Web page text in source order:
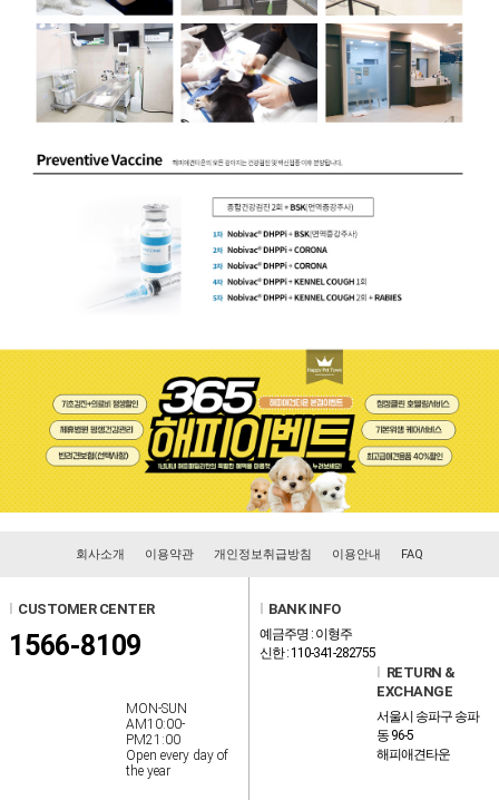
회사소개 이용약관 개인정보취급방침 이용안내 FAQ
l CUSTOMER CENTER
1566-8109
MON-SUN
AM10:00-
PM21:00
Open every day of
the year
l BANK INFO
예금주명 : 이형주
신한 : 110-341-282755
l RETURN &
EXCHANGE
서울시 송파구 송파
동 96-5
해피애견타운